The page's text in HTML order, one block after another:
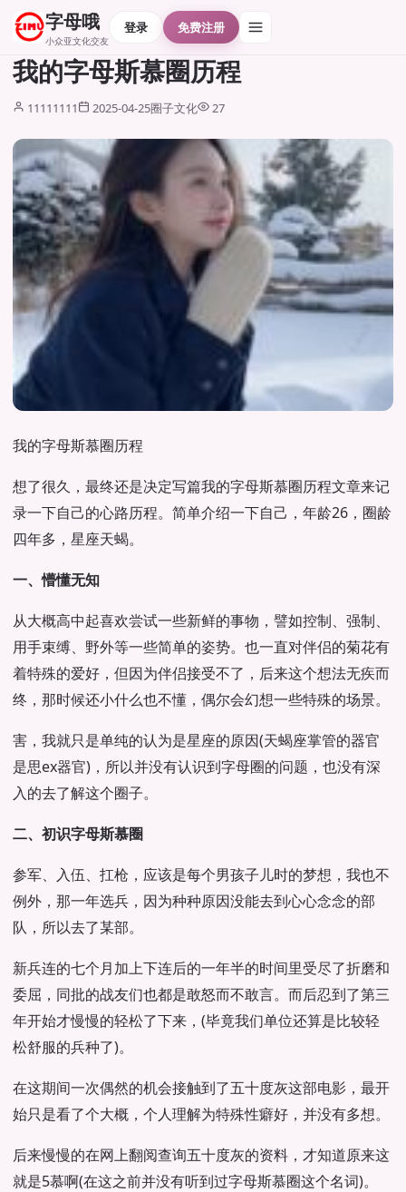
字母哦
小众亚文化交友
登录 免费注册
我的字母斯慕圈历程
11111111 2025-04-25圈子文化 27
我的字母斯慕圈历程
想了很久，最终还是决定写篇我的字母斯慕圈历程文章来记
录一下自己的心路历程。简单介绍一下自己，年龄26，圈龄
四年多，星座天蝎。
一、懵懂无知
从大概高中起喜欢尝试一些新鲜的事物，譬如控制、强制、
用手束缚、野外等一些简单的姿势。也一直对伴侣的菊花有
着特殊的爱好，但因为伴侣接受不了，后来这个想法无疾而
终，那时候还小什么也不懂，偶尔会幻想一些特殊的场景。
害，我就只是单纯的认为是星座的原因(天蝎座掌管的器官
是思ex器官)，所以并没有认识到字母圈的问题，也没有深
入的去了解这个圈子。
二、初识字母斯慕圈
参军、入伍、扛枪，应该是每个男孩子儿时的梦想，我也不
例外，那一年选兵，因为种种原因没能去到心心念念的部
队，所以去了某部。
新兵连的七个月加上下连后的一年半的时间里受尽了折磨和
委屈，同批的战友们也都是敢怒而不敢言。而后忍到了第三
年开始才慢慢的轻松了下来，(毕竟我们单位还算是比较轻
松舒服的兵种了)。
在这期间一次偶然的机会接触到了五十度灰这部电影，最开
始只是看了个大概，个人理解为特殊性癖好，并没有多想。
后来慢慢的在网上翻阅查询五十度灰的资料，才知道原来这
就是5慕啊(在这之前并没有听到过字母斯慕圈这个名词)。